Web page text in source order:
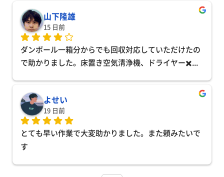
山下隆雄
15 日前
ダンボール一箱分からでも回収対応していただけたの
で助かりました。床置き空気清浄機、ドライヤー✖️...
よせい
19 日前
とても早い作業で大変助かりました。また頼みたいで
す